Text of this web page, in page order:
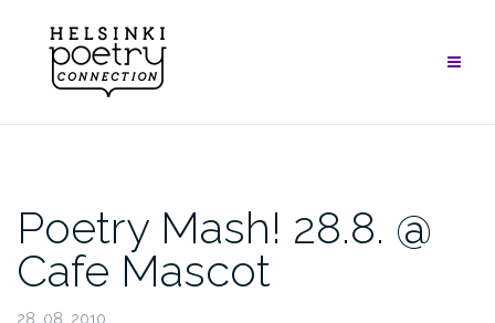
content
Poetry Mash! 28.8. @
Cafe Mascot
28. 08. 2010